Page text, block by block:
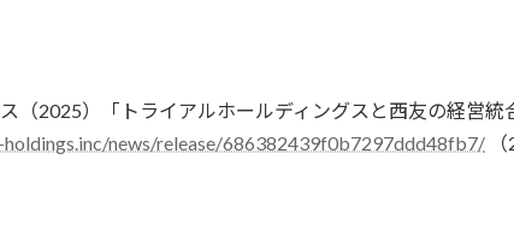
（2025）「トライアルホールディングスと西友の経営
news/release/686382439f0b7297ddd48fb7/